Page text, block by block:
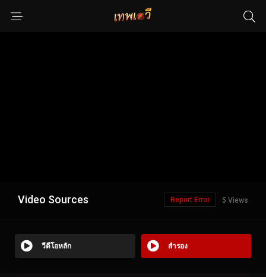
Video Sources 5 Views
Report Error
วีดีโอหลัก สำรอง